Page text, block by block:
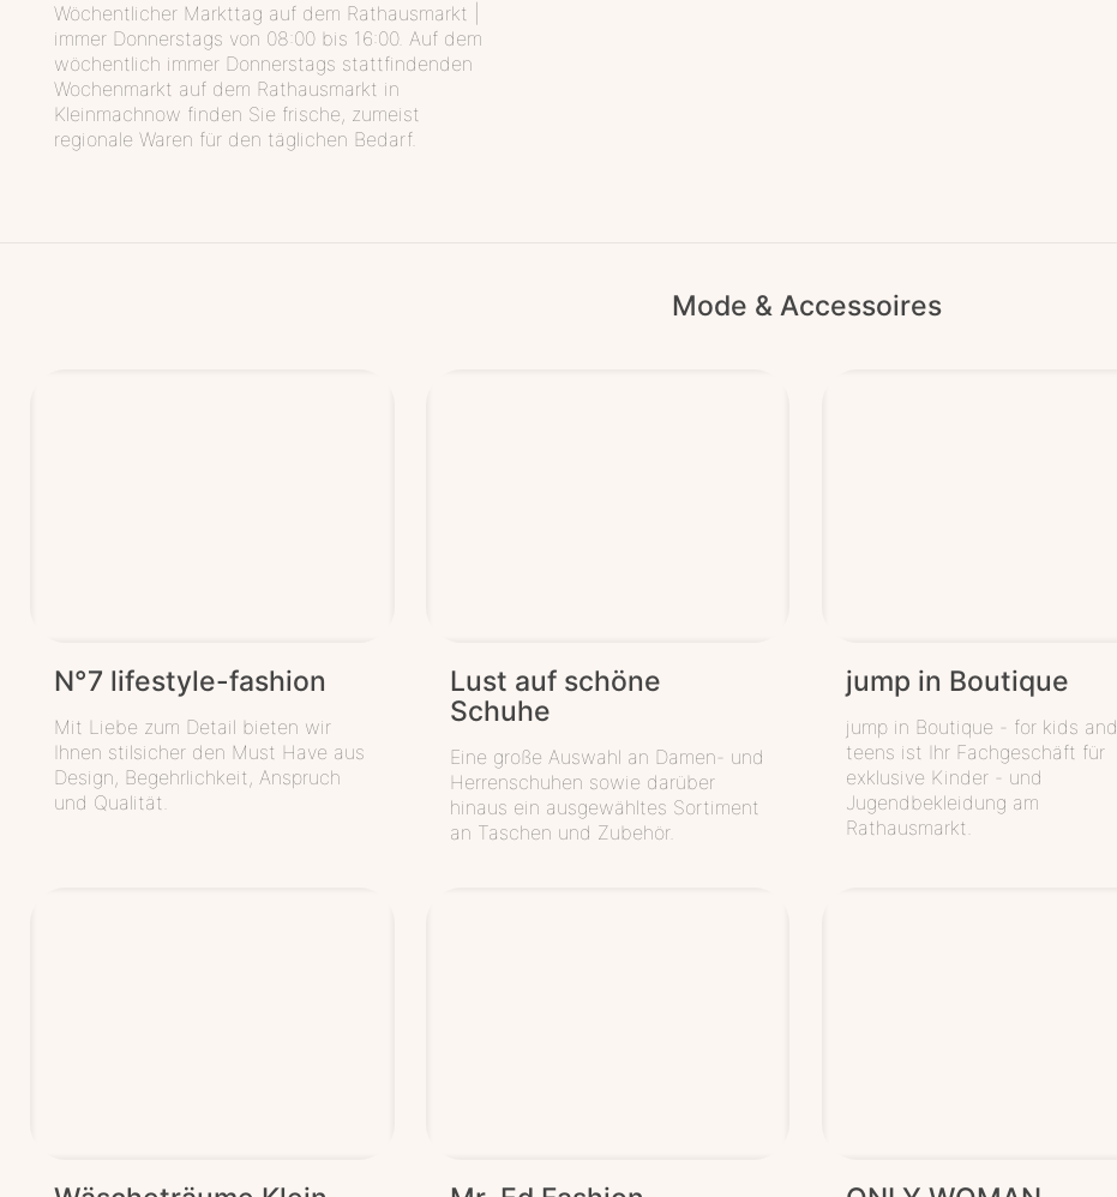
Wöchentlicher Markttag auf dem Rathausmarkt |
immer Donnerstags von 08:00 bis 16:00. Auf dem
wöchentlich immer Donnerstags stattfindenden
Wochenmarkt auf dem Rathausmarkt in
Kleinmachnow finden Sie frische, zumeist
regionale Waren für den täglichen Bedarf.
Mode & Accessoires
N°7 life­style-fashion
Mit Liebe zum Detail bieten wir
Ihnen stilsicher den Must Have aus
Design, Begehrlichkeit, Anspruch
und Qualität.
Lust auf schöne
Schuhe
Eine große Auswahl an Damen- und
Herrenschuhen sowie darüber
hinaus ein ausgewähltes Sortiment
an Taschen und Zubehör.
jump in Boutique
jump in Boutique - for kids and
teens ist Ihr Fachgeschäft für
exklusive Kinder - und
Jugendbekleidung am
Rathausmarkt.